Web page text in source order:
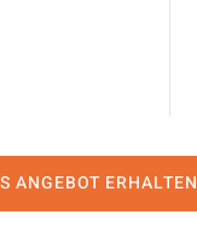
ANGEBOT ERHALTEN